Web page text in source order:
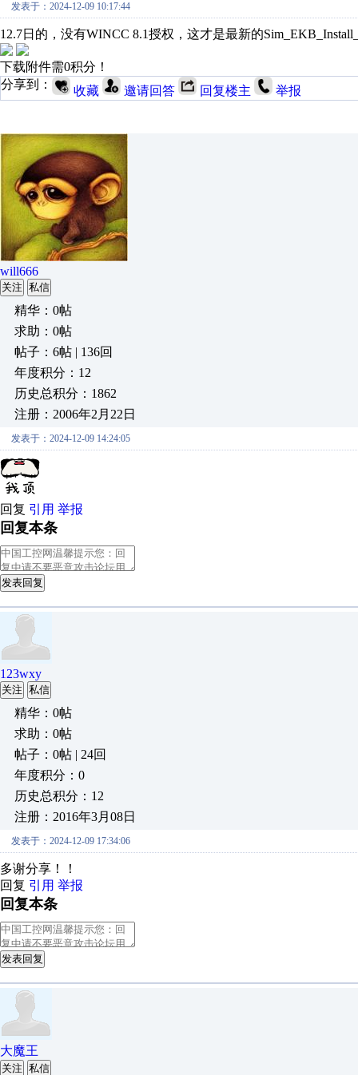
发表于：2024-12-09 10:17:44
12.7日的，没有WINCC 8.1授权，这才是最新的
下载附件需0积分！
分享到：
收藏 邀请回答 回复楼主 举报
will666
关注 私信
精华：0帖
求助：0帖
帖子：6帖 | 136回
年度积分：12
历史总积分：1862
注册：2006年2月22日
发表于：2024-12-09 14:24:05
回复 引用 举报
回复本条
发表回复
123wxy
关注 私信
精华：0帖
求助：0帖
帖子：0帖 | 24回
年度积分：0
历史总积分：12
注册：2016年3月08日
发表于：2024-12-09 17:34:06
多谢分享！！
回复 引用 举报
回复本条
发表回复
大魔王
关注 私信